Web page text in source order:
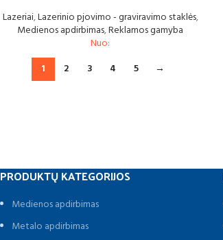
Lazeriai,Lazerinio pjovimo - graviravimo staklės,
Medienos apdirbimas,Reklamos gamyba
Nuo:
1
2 3 4 5 →
PRODUKTŲ KATEGORIJOS
Medienos apdirbimas
Metalo apdirbimas